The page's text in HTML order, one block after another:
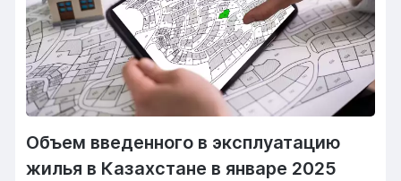
Объем введенного в эксплуатацию
жилья в Казахстане в январе 2025